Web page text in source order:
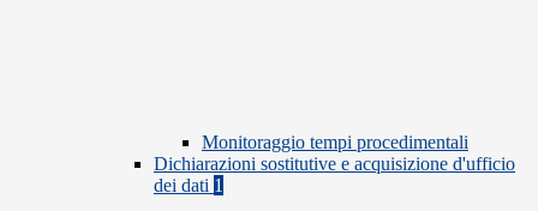
Monitoraggio tempi procedimentali
Dichiarazioni sostitutive e acquisizione d'ufficio
dei dati 1